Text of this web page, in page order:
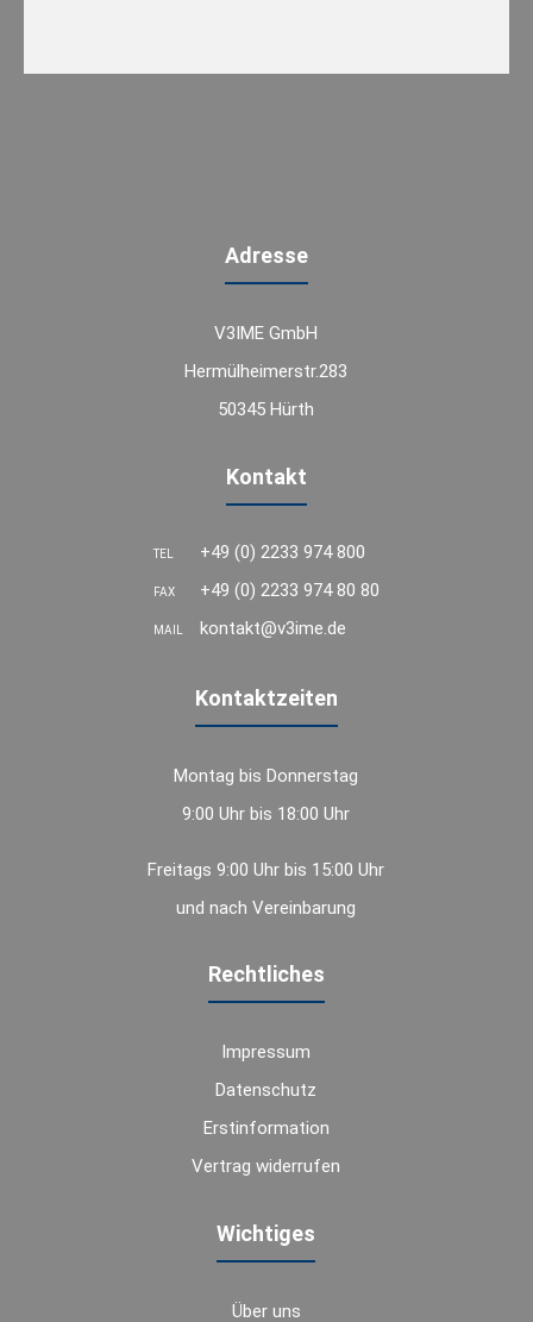
Adresse
V3IME GmbH
Hermülheimerstr.283
50345 Hürth
Kontakt
TEL +49 (0) 2233 974 800
FAX +49 (0) 2233 974 80 80
MAIL kontakt@v3ime.de
Kontaktzeiten
Montag bis Donnerstag
9:00 Uhr bis 18:00 Uhr
Freitags 9:00 Uhr bis 15:00 Uhr
und nach Vereinbarung
Rechtliches
Impressum
Datenschutz
Erstinformation
Vertrag widerrufen
Wichtiges
Über uns